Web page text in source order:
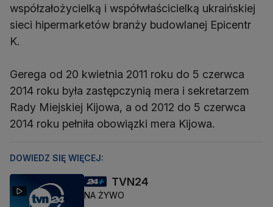
współzałożycielką i współwłaścicielką ukraińskiej
sieci hipermarketów branży budowlanej Epicentr
K.
Gerega od 20 kwietnia 2011 roku do 5 czerwca
2014 roku była zastępczynią mera i sekretarzem
Rady Miejskiej Kijowa, a od 2012 do 5 czerwca
2014 roku pełniła obowiązki mera Kijowa.
DOWIEDZ SIĘ WIĘCEJ:
TVN24
NA ŻYWO